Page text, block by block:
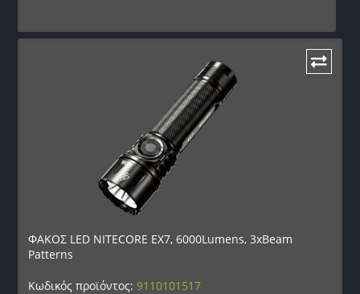
ΦΑΚΟΣ LED NITECORE EX7, 6000Lumens, 3xBeam
Patterns
Κωδικός προϊόντος:9110101517